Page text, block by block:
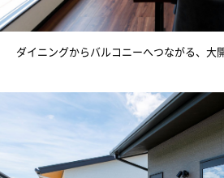
ダイニングからバルコニーへつながる、大